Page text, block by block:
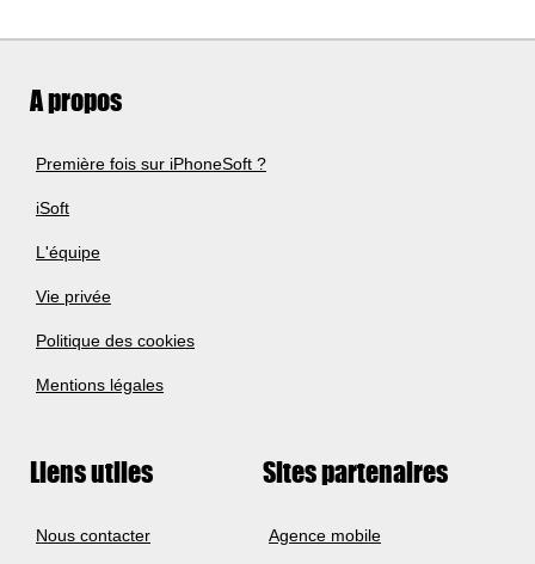
A propos
Première fois sur iPhoneSoft ?
iSoft
L'équipe
Vie privée
Politique des cookies
Mentions légales
Liens utiles
Nous contacter
Sites partenaires
Agence mobile